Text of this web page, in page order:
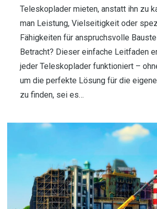
Teleskoplader mieten, anstatt ihn zu
man Leistung, Vielseitigkeit oder
Fähigkeiten für anspruchsvolle
Betracht? Dieser einfache Leitfaden
jeder Teleskoplader funktioniert –
um die perfekte Lösung für die
zu finden, sei es…